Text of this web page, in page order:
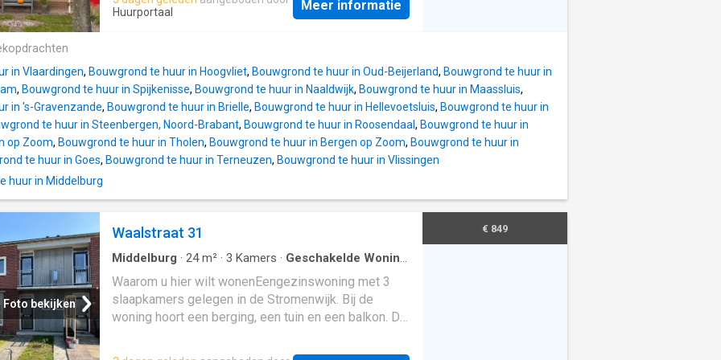
beschikbaar voor een tijdelijke huurperiode van
tussen twee woningen; expats die tijdelijk in de regio
verb
stadspark. De A58 is vanuit de Magistraatwijk goed
gesprek te besluiten de woning niet aan te bieden.
Let op: de bekende opleverdatum is onder
voorbehoud van eventuele werkzaamheden.
Overnames De volgende overnames zijn bij ons
bekend: VloerenRaambekledingTrapafwerking (halve
maantjes)Binnendeur met glas
schuur Een nieuwe huurder is niet verplicht om
meer informatie over het passend toewijzen bij
Woongoed kunt u hier klikken. Deze informatie is
aansprakelijk voor eventuele onvolledigheden
Huurportaal
Meer informatie
in Vlaardingen, Bouwgrond te huur in Hoogvliet, Bouwgrond te huur in Oud-Beijerland, Bouwgrond te huur in
, Bouwgrond te huur in Spijkenisse, Bouwgrond te huur in Naaldwijk, Bouwgrond te huur in Maassluis,
in 's-Gravenzande, Bouwgrond te huur in Brielle, Bouwgrond te huur in Hellevoetsluis, Bouwgrond te huur in
te huur in Steenbergen, Noord-Brabant, Bouwgrond te huur in Roosendaal , Bouwgrond te huur in
op Zoom, Bouwgrond te huur in Tholen, Bouwgrond te huur in Bergen op Zoom, Bouwgrond te huur in
te huur in Goes, Bouwgrond te huur in Terneuzen, Bouwgrond te huur in Vlissingen
huur in Middelburg
Foto bekijken
Waalstraat 31
Middelburg · 24m² · 3 Kamers · Geschakelde Woning
Waarom u hier wilt wonenEengezinswoning met 3
slaapkamers gelegen in de Stromenwijk. Bij de
woning hoort een berging, een tuin en een balkon. De
buurt liggen verschillende voorzieningen zoals een
€ 849